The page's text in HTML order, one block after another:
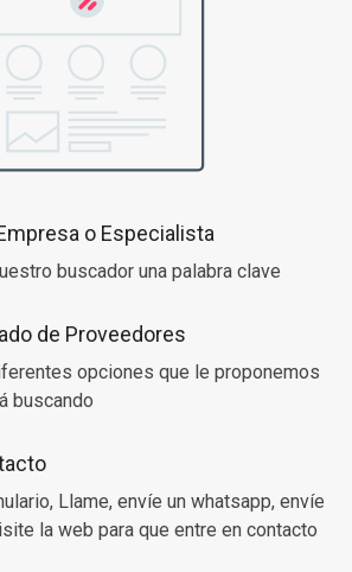
o Especialista
buscador una palabra clave
de Proveedores
opciones que le proponemos
buscando
Llame, envíe un whatsapp, envíe
la web para que entre en contacto